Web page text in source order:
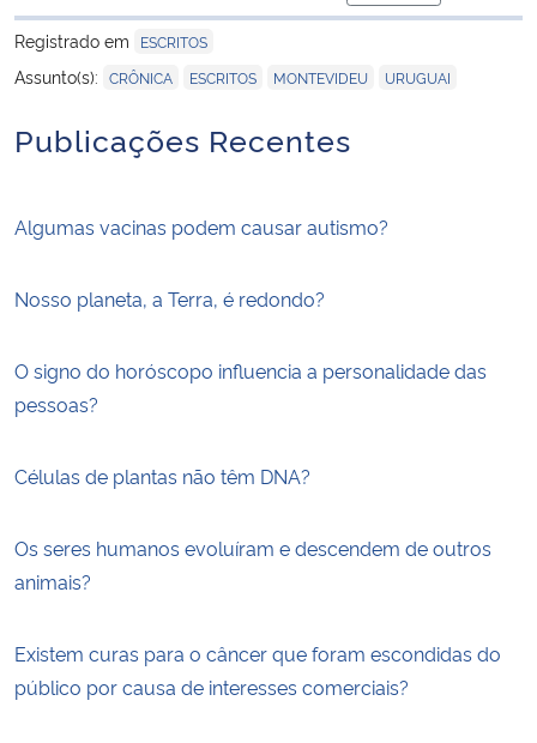
para área de
Registrado em
ESCRITOS
Assunto(s): CRÔNICA ESCRITOS MONTEVIDEU URUGUAI
Publicações Recentes
Algumas vacinas podem causar autismo?
Nosso planeta, a Terra, é redondo?
O signo do horóscopo influencia a personalidade das
pessoas?
Células de plantas não têm DNA?
Os seres humanos evoluíram e descendem de outros
animais?
Existem curas para o câncer que foram escondidas do
público por causa de interesses comerciais?